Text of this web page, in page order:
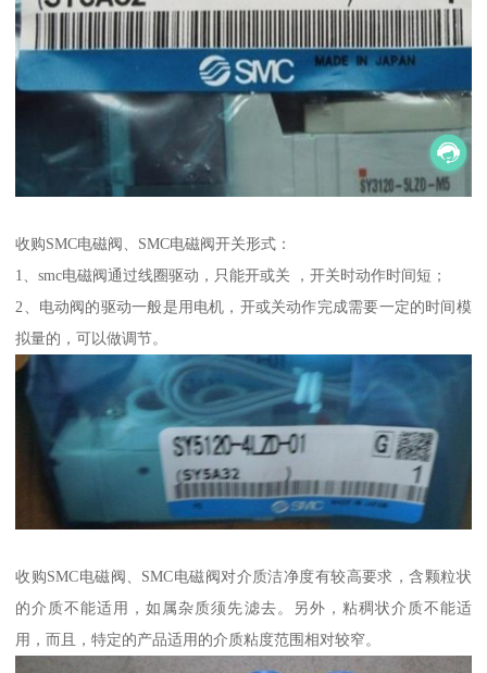
收购SMC电磁阀、SMC电磁阀开关形式：
1、smc电磁阀通过线圈驱动，只能开或关 ，开关时动作时间短；
2、电动阀的驱动一般是用电机，开或关动作完成需要一定的时间模
拟量的，可以做调节。
收购SMC电磁阀、SMC电磁阀对介质洁净度有较高要求，含颗粒状
的介质不能适用，如属杂质须先滤去。另外，粘稠状介质不能适
用，而且，特定的产品适用的介质粘度范围相对较窄。